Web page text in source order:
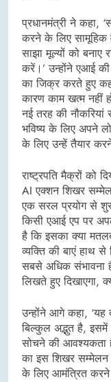
प्रधानमंत्री ने कहा,
करने के लिए सामूहिक
साझा मूल्यों को बनाए
करें।’ उन्होंने एआई
का जिक्र करते हुए
कारण काम खत्म नहीं
नई तरह की
भविष्य के लिए अपने
के लिए उन्हें तैयार
राष्ट्रपति मैक्रों को
AI एक्शन शिखर
एक सरल प्रयोग से
किसी एआई एप पर
है कि इसका क्या
व्यक्ति की बाएं हाथ
सबसे अधिक संभावना
लिखते हुए दिखाएगा,
उन्होंने आगे कहा, ‘यह
बिल्कुल अद्भुत है, इसमें
सोचने की आवश्यकता
का इस शिखर सम्मेलन
के लिए आमंत्रित करने